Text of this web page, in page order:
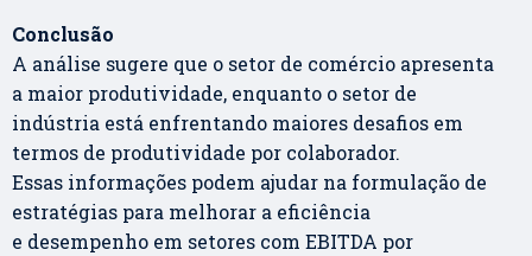
Conclusão
A análise sugere que o setor de comércio apresenta
a maior produtividade, enquanto o setor de
indústria está enfrentando maiores desafios em
termos de produtividade por colaborador.
Essas informações podem ajudar na formulação de
estratégias para melhorar a eficiência
e desempenho em setores com EBITDA por